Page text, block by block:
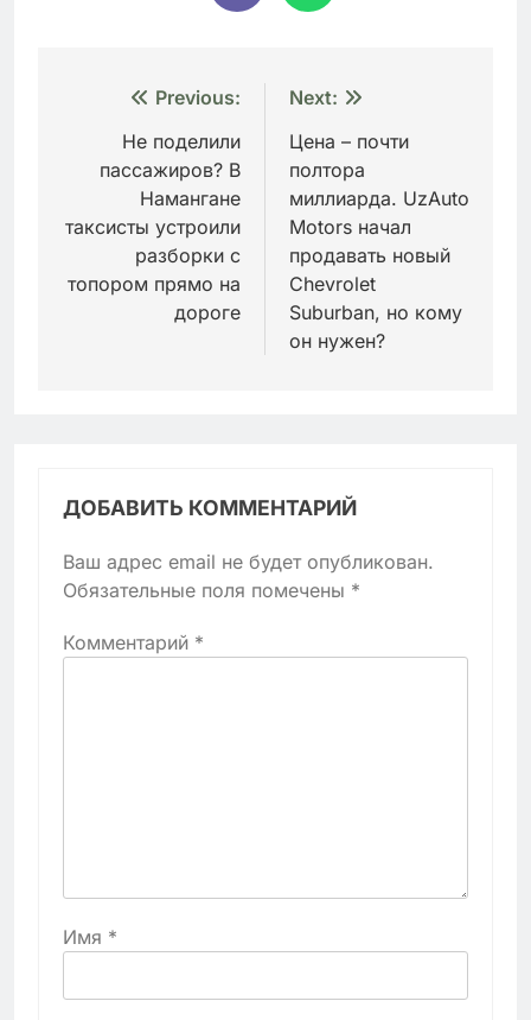
Навигация
записям
Previous:
Не поделили
пассажиров? В
Намангане
таксисты устроили
разборки с
топором прямо на
дороге
Next:
Цена – почти
полтора
миллиарда. UzAuto
Motors начал
продавать новый
Chevrolet
Suburban, но кому
он нужен?
ДОБАВИТЬ КОММЕНТАРИЙ
Ваш адрес email не будет опубликован.
Обязательные поля помечены *
Комментарий *
Имя *